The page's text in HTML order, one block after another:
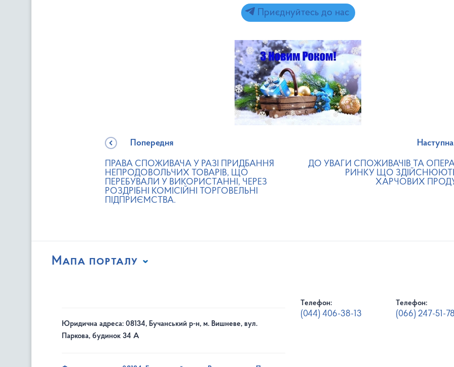
Приєднуйтесь до нас
Попередня
ПРАВА СПОЖИВАЧА У РАЗІ ПРИДБАННЯ
НЕПРОДОВОЛЬЧИХ ТОВАРІВ, ЩО
ПЕРЕБУВАЛИ У ВИКОРИСТАННІ, ЧЕРЕЗ
РОЗДРІБНІ КОМІСІЙНІ ТОРГОВЕЛЬНІ
ПІДПРИЄМСТВА.
Наступна
ДО УВАГИ СПОЖИВАЧІВ ТА
РИНКУ ЩО
ХАРЧОВИХ
Мапа порталу
Юридична адреса: 08134, Бучанський р-н, м. Вишневе, вул.
Паркова, будинок 34 А
Телефон:
(044) 406-38-13
Телефон:
(066) 247-51-